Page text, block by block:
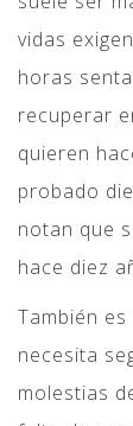
vidas
horas
recuperar
quieren
probado
notan que
hace diez
También
necesita
molestias